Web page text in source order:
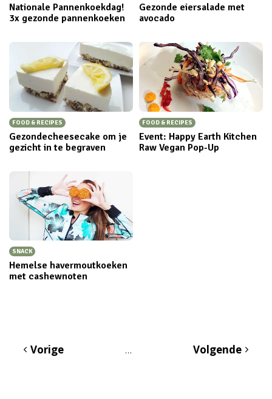
Nationale Pannenkoekdag!
3x gezonde pannenkoeken
Gezonde eiersalade met
avocado
FOOD & RECIPES
Gezondecheesecake om je
gezicht in te begraven
FOOD & RECIPES
Event: Happy Earth Kitchen
Raw Vegan Pop-Up
SNACK
Hemelse havermoutkoeken
met cashewnoten
Vorige … Volgende